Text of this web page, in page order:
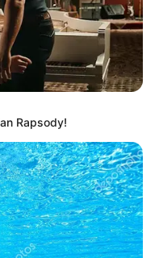
Rapsody!